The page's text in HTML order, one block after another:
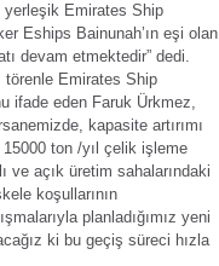
yerleşik Emirates Ship
Eships Bainunah’ın eşi olan
devam etmektedir” dedi.
törenle Emirates Ship
ifade eden Faruk Ürkmez,
kapasite artırımı
ton /yıl çelik işleme
ve açık üretim sahalarındaki
koşullarının
planladığımız yeni
ki bu geçiş süreci hızla